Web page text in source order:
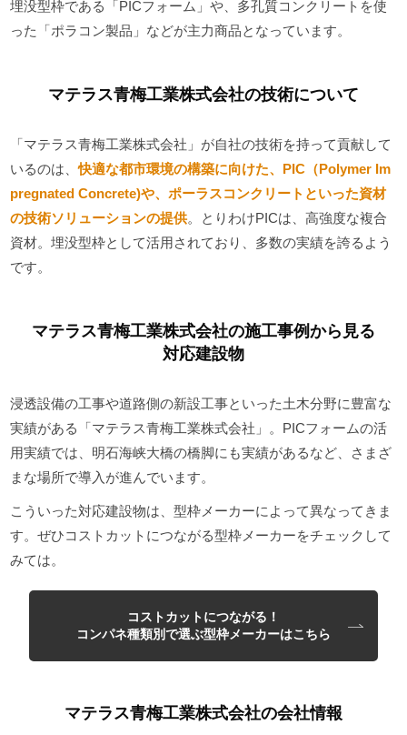
埋没型枠である「PICフォーム」や、多孔質コンクリートを使
った「ポラコン製品」などが主力商品となっています。
マテラス青梅工業株式会社の技術について
「マテラス青梅工業株式会社」が自社の技術を持って貢献して
いるのは、快適な都市環境の構築に向けた、PIC（Polymer Im
pregnated Concrete)や、ポーラスコンクリートといった資材
の技術ソリューションの提供。とりわけPICは、高強度な複合
資材。埋没型枠として活用されており、多数の実績を誇るよう
です。
マテラス青梅工業株式会社の施工事例から見る
対応建設物
浸透設備の工事や道路側の新設工事といった土木分野に豊富な
実績がある「マテラス青梅工業株式会社」。PICフォームの活
用実績では、明石海峡大橋の橋脚にも実績があるなど、さまざ
まな場所で導入が進んでいます。
こういった対応建設物は、型枠メーカーによって異なってきま
す。ぜひコストカットにつながる型枠メーカーをチェックして
みては。
コストカットにつながる！
コンパネ種類別で選ぶ型枠メーカーはこちら
マテラス青梅工業株式会社の会社情報